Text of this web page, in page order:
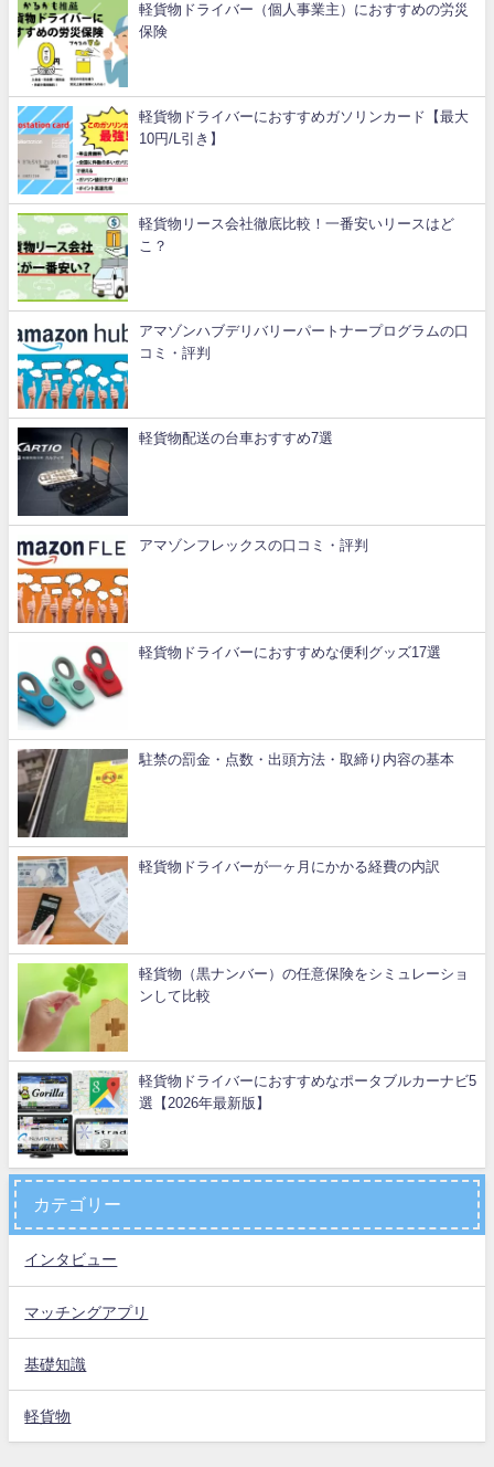
軽貨物ドライバー（個人事業主）におすすめの労災
保険
軽貨物ドライバーにおすすめガソリンカード【最大
10円/L引き】
軽貨物リース会社徹底比較！一番安いリースはど
こ？
アマゾンハブデリバリーパートナープログラムの口
コミ・評判
軽貨物配送の台車おすすめ7選
アマゾンフレックスの口コミ・評判
軽貨物ドライバーにおすすめな便利グッズ17選
駐禁の罰金・点数・出頭方法・取締り内容の基本
軽貨物ドライバーが一ヶ月にかかる経費の内訳
軽貨物（黒ナンバー）の任意保険をシミュレーショ
ンして比較
軽貨物ドライバーにおすすめなポータブルカーナビ5
選【2026年最新版】
カテゴリー
インタビュー
マッチングアプリ
基礎知識
軽貨物